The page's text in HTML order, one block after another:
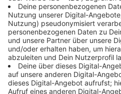
Sprachassistenten (zur
Übersicht)
Ihr hört uns weiterhin
folgenden Hinweise
Anzeige